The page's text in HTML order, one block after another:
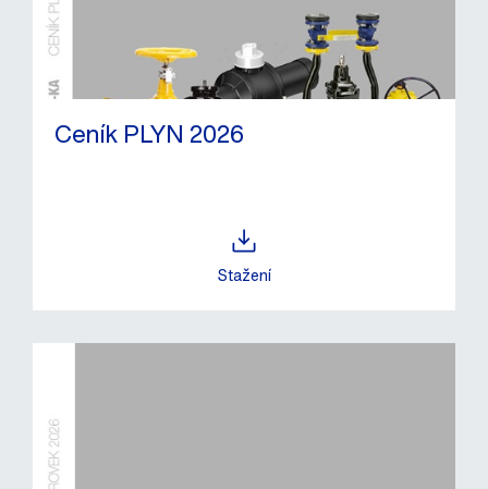
Ceník PLYN 2026
Stažení